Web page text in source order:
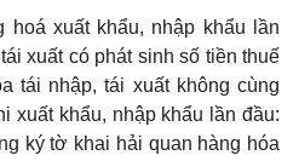
xuất khẩu, nhập khẩu l ần
xuất có phát sinh số tiền thuế
tái nhập, tái xuất không cùng
xuất khẩu, nhập khẩu lần đầu:
ký tờ khai hải quan hàng hóa